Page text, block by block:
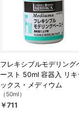
フレキシブルモデリング
ースト 50ml 容器入 リキ
ックス・メディウム
（50ml）
￥711